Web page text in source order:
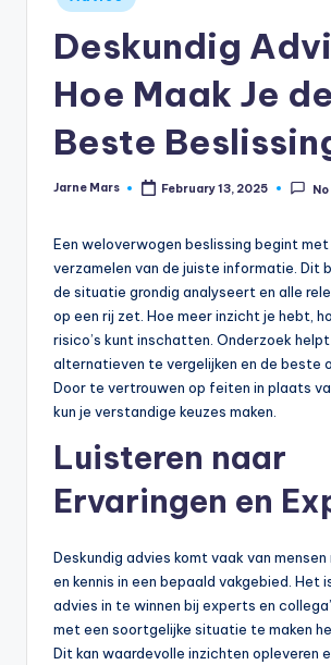
in
Deskundig
Hoe Maak Je de
Beste
Posted
Jarne Mars February 13, 2025
Een weloverwogen beslissing begint
verzamelen van de juiste informatie. Dit
de situatie grondig analyseert en alle
op een rij zet. Hoe meer inzicht je hebt,
risico’s kunt inschatten. Onderzoek helpt
alternatieven te vergelijken en de beste
Door te vertrouwen op feiten in plaats
kun je verstandige keuzes maken.
Luisteren naar
Ervaringen en
Deskundig advies komt vaak van
en kennis in een bepaald vakgebied. Het
advies in te winnen bij experts en
met een soortgelijke situatie te maken
Dit kan waardevolle inzichten opleveren